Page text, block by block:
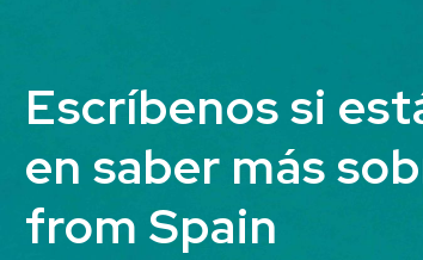
Escríbenos si
en saber más
from Spain